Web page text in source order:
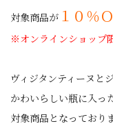
対象商品が １０％
※オンラインショップ
ヴィジタンティーヌと
かわいらしい瓶に入っ
対象商品となっており